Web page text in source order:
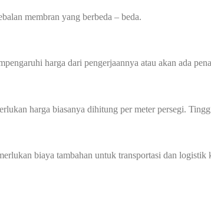
membran yang berbeda – beda.
harga dari pengerjaannya atau akan ada
harga biasanya dihitung per meter persegi.
biaya tambahan untuk transportasi dan